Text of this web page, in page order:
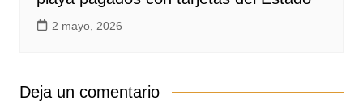
2 mayo, 2026
Deja un comentario